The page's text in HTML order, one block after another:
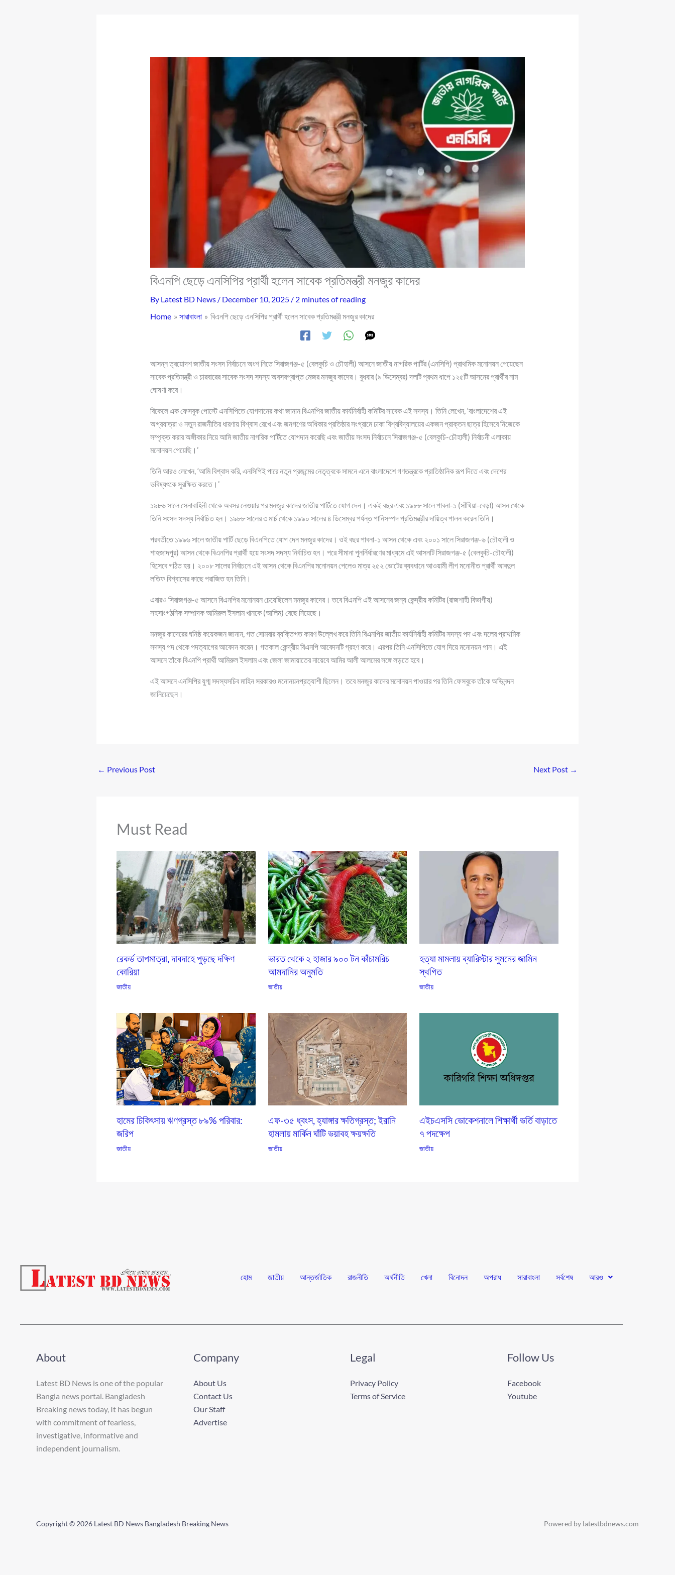
বিএনপি ছেড়ে এনসিপির প্রার্থী হলেন সাবেক প্রতিমন্ত্রী মনজুর কাদের
By Latest BD News / December 10, 2025 / 2 minutes of reading
Home
সারাবাংলা বিএনপি ছেড়ে এনসিপির প্রার্থী হলেন সাবেক প্রতিমন্ত্রী মনজুর কাদের
আসন্ন ত্রয়োদশ জাতীয় সংসদ নির্বাচনে অংশ নিতে সিরাজগঞ্জ-৫ (বেলকুচি ও চৌহালী) আসনে জাতীয় নাগরিক পার্টির (এনসিপি) প্রাথমিক মনোনয়ন পেয়েছেন
সাবেক প্রতিমন্ত্রী ও চারবারের সাবেক সংসদ সদস্য অবসরপ্রাপ্ত মেজর মনজুর কাদের। বুধবার (৯ ডিসেম্বর) দলটি প্রথম ধাপে ১২৫টি আসনের প্রার্থীর নাম
ঘোষণা করে।
বিকেলে এক ফেসবুক পোস্টে এনসিপিতে যোগদানের কথা জানান বিএনপির জাতীয় কার্যনির্বাহী কমিটির সাবেক এই সদস্য। তিনি লেখেন, ‘বাংলাদেশের এই
অগ্রযাত্রা ও নতুন রাজনীতির ধারণায় বিশ্বাস রেখে এবং জনগণের অধিকার প্রতিষ্ঠার সংগ্রামে ঢাকা বিশ্ববিদ্যালয়ের একজন প্রাক্তন ছাত্র হিসেবে নিজেকে
সম্পৃক্ত করার অঙ্গীকার নিয়ে আমি জাতীয় নাগরিক পার্টিতে যোগদান করেছি এবং জাতীয় সংসদ নির্বাচনে সিরাজগঞ্জ-৫ (বেলকুচি-চৌহালী) নির্বাচনী এলাকায়
মনোনয়ন পেয়েছি।’
তিনি আরও লেখেন, ‘আমি বিশ্বাস করি, এনসিপিই পারে নতুন প্রজন্মের নেতৃত্বকে সামনে এনে বাংলাদেশে গণতন্ত্রকে প্রাতিষ্ঠানিক রূপ দিতে এবং দেশের
ভবিষ্যৎকে সুরক্ষিত করতে।’
১৯৮৬ সালে সেনাবাহিনী থেকে অবসর নেওয়ার পর মনজুর কাদের জাতীয় পার্টিতে যোগ দেন। একই বছর এবং ১৯৮৮ সালে পাবনা-১ (সাঁথিয়া-বেড়া) আসন থেকে
তিনি সংসদ সদস্য নির্বাচিত হন। ১৯৮৮ সালের ৩ মার্চ থেকে ১৯৯০ সালের ৪ ডিসেম্বর পর্যন্ত পানিসম্পদ প্রতিমন্ত্রীর দায়িত্ব পালন করেন তিনি।
পরবর্তীতে ১৯৯৬ সালে জাতীয় পার্টি ছেড়ে বিএনপিতে যোগ দেন মনজুর কাদের। ওই বছর পাবনা-১ আসন থেকে এবং ২০০১ সালে সিরাজগঞ্জ-৬ (চৌহালী ও
শাহজাদপুর) আসন থেকে বিএনপির প্রার্থী হয়ে সংসদ সদস্য নির্বাচিত হন। পরে সীমানা পুনর্নির্ধারণের মাধ্যমে এই আসনটি সিরাজগঞ্জ-৫ (বেলকুচি-চৌহালী)
হিসেবে গঠিত হয়। ২০০৮ সালের নির্বাচনে এই আসন থেকে বিএনপির মনোনয়ন পেলেও মাত্র ২৫২ ভোটের ব্যবধানে আওয়ামী লীগ মনোনীত প্রার্থী আবদুল
লতিফ বিশ্বাসের কাছে পরাজিত হন তিনি।
এবারও সিরাজগঞ্জ-৫ আসনে বিএনপির মনোনয়ন চেয়েছিলেন মনজুর কাদের। তবে বিএনপি এই আসনের জন্য কেন্দ্রীয় কমিটির (রাজশাহী বিভাগীয়)
সহসাংগঠনিক সম্পাদক আমিরুল ইসলাম খানকে (আলিম) বেছে নিয়েছে।
মনজুর কাদেরের ঘনিষ্ঠ কয়েকজন জানান, গত সোমবার ব্যক্তিগত কারণ উল্লেখ করে তিনি বিএনপির জাতীয় কার্যনির্বাহী কমিটির সদস্য পদ এবং দলের প্রাথমিক
সদস্য পদ থেকে পদত্যাগের আবেদন করেন। গতকাল কেন্দ্রীয় বিএনপি আবেদনটি গ্রহণ করে। এরপর তিনি এনসিপিতে যোগ দিয়ে মনোনয়ন পান। এই
আসনে তাঁকে বিএনপি প্রার্থী আমিরুল ইসলাম এবং জেলা জামায়াতের নায়েবে আমির আলী আলমের সঙ্গে লড়তে হবে।
এই আসনে এনসিপির যুগ্ম সদস্যসচিব মাহিন সরকারও মনোনয়নপ্রত্যাশী ছিলেন। তবে মনজুর কাদের মনোনয়ন পাওয়ার পর তিনি ফেসবুকে তাঁকে অভিনন্দন
জানিয়েছেন।
← Previous Post Next Post →
Must Read
রেকর্ড তাপমাত্রা, দাবদাহে পুড়ছে দক্ষিণ
কোরিয়া
জাতীয়
ভারত থেকে ২ হাজার ৯০০ টন কাঁচামরিচ
আমদানির অনুমতি
জাতীয়
হত্যা মামলায় ব্যারিস্টার সুমনের জামিন
স্থগিত
জাতীয়
হামের চিকিৎসায় ঋণগ্রস্ত ৮৯% পরিবার:
জরিপ
জাতীয়
এফ-৩৫ ধ্বংস, হ্যাঙ্গার ক্ষতিগ্রস্ত; ইরানি
হামলায় মার্কিন ঘাঁটি ভয়াবহ ক্ষয়ক্ষতি
জাতীয়
এইচএসসি ভোকেশনালে শিক্ষার্থী ভর্তি বাড়াতে
৭ পদক্ষেপ
জাতীয়
হোম জাতীয় আন্তর্জাতিক রাজনীতি অর্থনীতি খেলা বিনোদন অপরাধ সারাবাংলা সর্বশেষ আরও
About
Latest BD News is one of the popular
Bangla news portal. Bangladesh
Breaking news today, It has begun
with commitment of fearless,
investigative, informative and
independent journalism.
Company
About Us
Contact Us
Our Staff
Advertise
Legal
Privacy Policy
Terms of Service
Follow Us
Facebook
Youtube
Copyright © 2026 Latest BD News Bangladesh Breaking News Powered by latestbdnews.com